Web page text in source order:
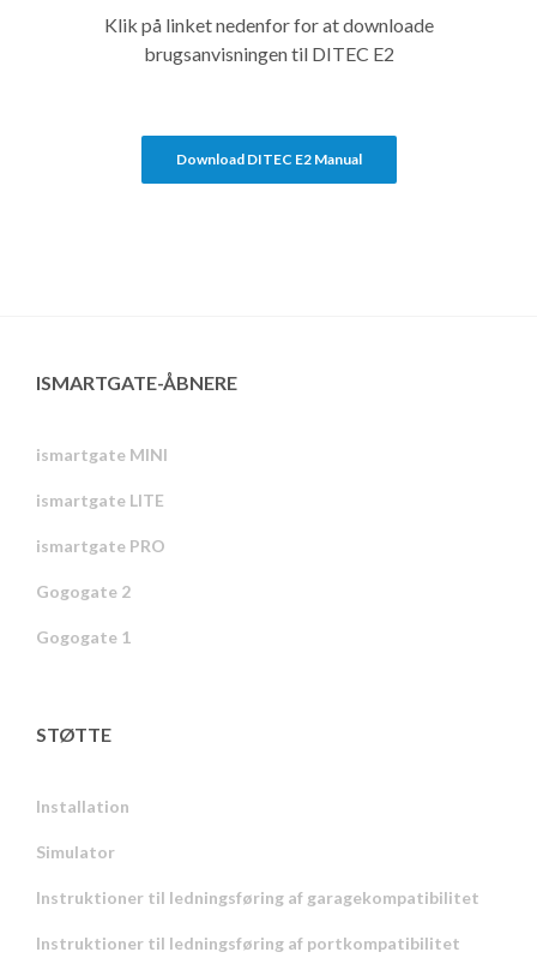
Klik på linket nedenfor for at downloade
brugsanvisningen til DITEC E2
Download DITEC E2 Manual
ISMARTGATE-ÅBNERE
ismartgate MINI
ismartgate LITE
ismartgate PRO
Gogogate 2
Gogogate 1
STØTTE
Installation
Simulator
Instruktioner til ledningsføring af garagekompatibilitet
Instruktioner til ledningsføring af portkompatibilitet